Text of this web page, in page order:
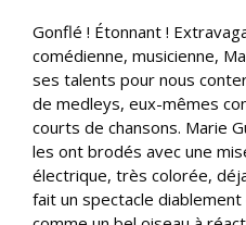
Gonflé ! Étonnant !
comédienne, musicienne,
ses talents pour nous
de medleys, eux-mêmes
courts de chansons. Marie
les ont brodés avec une
électrique, très colorée,
fait un spectacle